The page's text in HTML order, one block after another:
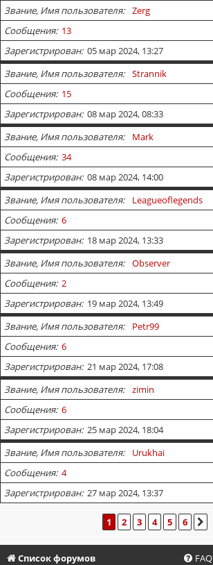
Звание, Имя пользователя
Zerg
Сообщения 13
Зарегистрирован 05 мар 2024, 13:27
Звание, Имя пользователя
Strannik
Сообщения 15
Зарегистрирован 08 мар 2024, 08:33
Звание, Имя пользователя
Mark
Сообщения 34
Зарегистрирован 08 мар 2024, 14:00
Звание, Имя пользователя
Leagueoflegends
Сообщения 6
Зарегистрирован 18 мар 2024, 13:33
Звание, Имя пользователя
Observer
Сообщения 2
Зарегистрирован 19 мар 2024, 13:49
Звание, Имя пользователя
Petr99
Сообщения 6
Зарегистрирован 21 мар 2024, 17:08
Звание, Имя пользователя
zimin
Сообщения 6
Зарегистрирован 25 мар 2024, 18:04
Звание, Имя пользователя
Urukhai
Сообщения 4
Зарегистрирован 27 мар 2024, 13:37
1 2 3 4 5 6
Список форумов FAQ